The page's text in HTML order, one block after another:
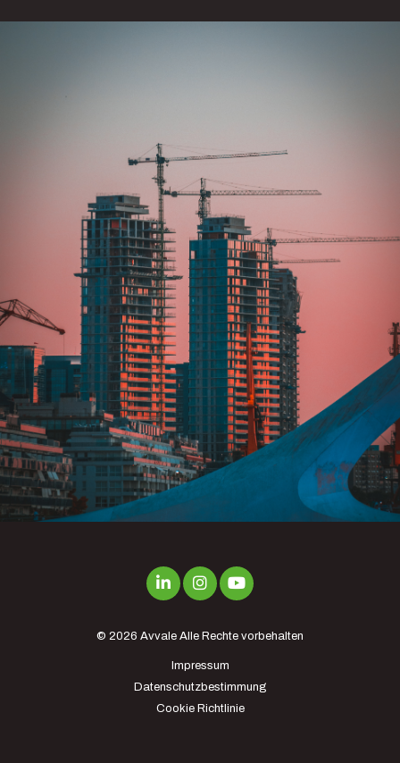
© 2026 Avvale Alle Rechte vorbehalten
Impressum
Datenschutzbestimmung
Cookie Richtlinie